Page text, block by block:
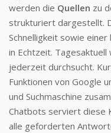
werden die Quellen zu
strukturiert dargestellt.
Schnelligkeit sowie
in Echtzeit.
jederzeit durchsucht.
Funktionen von Google
und Suchmaschine
Chatbots serviert diese
alle geforderten